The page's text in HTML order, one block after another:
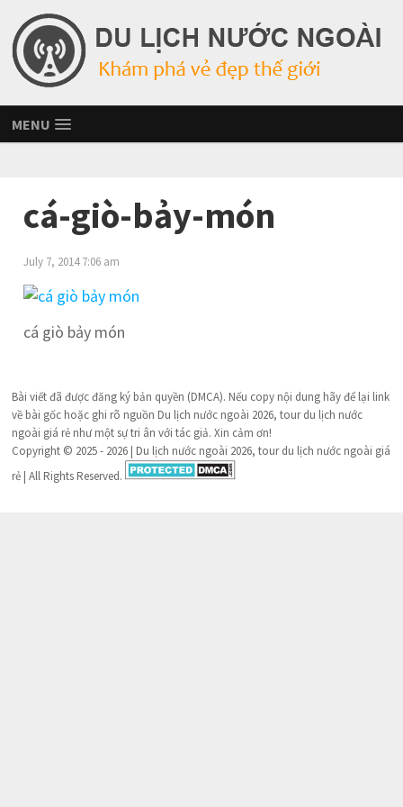
MENU
cá-giò-bảy-món
July 7, 2014 7:06 am
cá giò bảy món
Bài viết đã được đăng ký bản quyền (DMCA). Nếu copy nội dung hãy để lại link
về bài gốc hoặc ghi rõ nguồn Du lịch nước ngoài 2026, tour du lịch nước
ngoài giá rẻ như một sự tri ân với tác giả. Xin cảm ơn!
Copyright © 2025 - 2026 | Du lịch nước ngoài 2026, tour du lịch nước ngoài giá
rẻ | All Rights Reserved.